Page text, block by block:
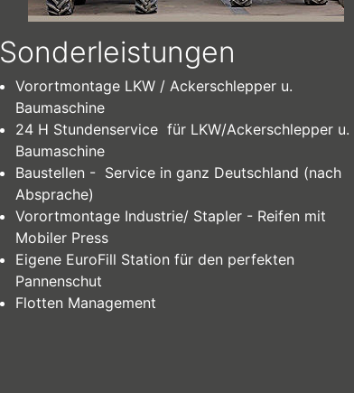
Sonderleistungen
Vorortmontage LKW / Ackerschlepper u.
Baumaschine
24 H Stundenservice für LKW/Ackerschlepper u.
Baumaschine
Baustellen - Service in ganz Deutschland (nach
Absprache)
Vorortmontage Industrie/ Stapler - Reifen mit
Mobiler Press
Eigene EuroFill Station für den perfekten
Pannenschut
Flotten Management